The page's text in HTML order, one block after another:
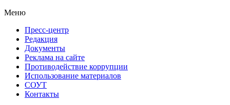
Меню
Пресс-центр
Редакция
Документы
Реклама на сайте
Противодействие коррупции
Использование материалов
СОУТ
Контакты